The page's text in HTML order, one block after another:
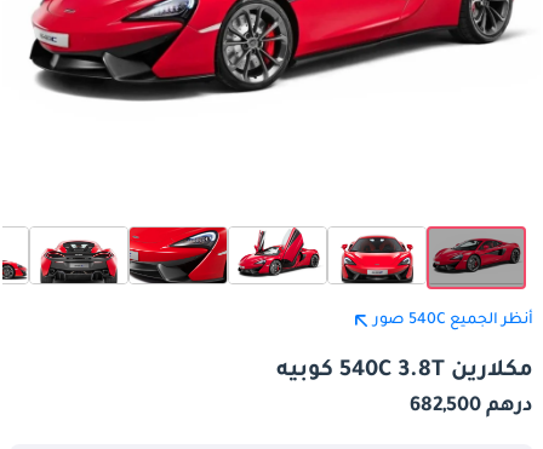
أنظر الجميع 540C صور
مكلارين 540C 3.8T كوبيه
درهم 682,500